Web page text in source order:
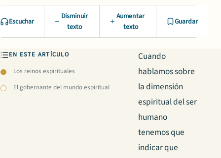
Escuchar
Disminuir
texto
Aumentar
texto
Guardar
EN ESTE ARTÍCULO
Los reinos espirituales
El gobernante del mundo espiritual
Cuando
hablamos sobre
la dimensión
espiritual del ser
humano
tenemos que
indicar que